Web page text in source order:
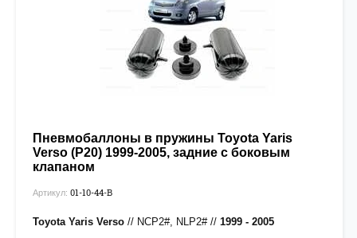
Пневмобаллоны в пружины Toyota Yaris
Verso (P20) 1999-2005, задние с боковым
клапаном
Артикул: 01-10-44-B
Toyota Yaris Verso // NCP2#, NLP2# // 1999 - 2005